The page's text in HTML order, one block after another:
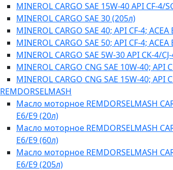
MINEROL CARGO SAE 15W-40 API CF-4/
MINEROL CARGO SAE 30 (205л)
MINEROL CARGO SAE 40; API CF-4; ACEA
MINEROL CARGO SAE 50; API CF-4; ACEA
MINEROL CARGO SAE 5W-30 API CK-4/
MINEROL CARGO CNG SAE 10W-40; API
MINEROL CARGO CNG SAE 15W-40; API
REMDORSELMASH
Масло моторное REMDORSELMASH
E6/E9 (20л)
Масло моторное REMDORSELMASH
E6/E9 (60л)
Масло моторное REMDORSELMASH
E6/E9 (205л)